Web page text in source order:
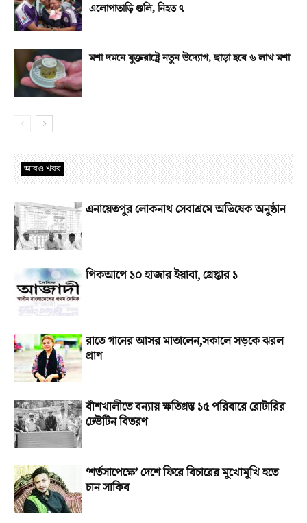
এলোপাতাড়ি গুলি, নিহত ৭
মশা দমনে যুক্তরাষ্ট্রে নতুন উদ্যোগ, ছাড়া হবে ৬ লাখ মশা
আরও খবর
এনায়েতপুর লোকনাথ সেবাশ্রমে অভিষেক অনুষ্ঠান
পিকআপে ১০ হাজার ইয়াবা, গ্রেপ্তার ১
রাতে গানের আসর মাতালেন,সকালে সড়কে ঝরল
প্রাণ
বাঁশখালীতে বন্যায় ক্ষতিগ্রস্ত ১৫ পরিবারে রোটারির
ঢেউটিন বিতরণ
‘শর্তসাপেক্ষে’ দেশে ফিরে বিচারের মুখোমুখি হতে
চান সাকিব